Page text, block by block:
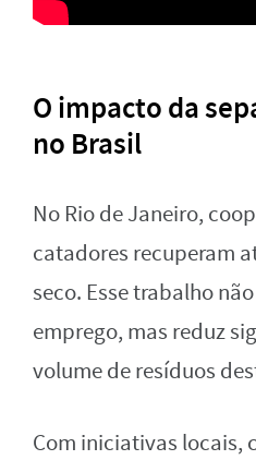
O impacto da
no Brasil
No Rio de Janeiro,
catadores recuperam
seco. Esse trabalho
emprego, mas reduz
volume de resíduos
Com iniciativas locais,